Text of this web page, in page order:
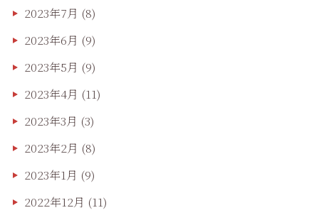
2023年7月 (8)
2023年6月 (9)
2023年5月 (9)
2023年4月 (11)
2023年3月 (3)
2023年2月 (8)
2023年1月 (9)
2022年12月 (11)